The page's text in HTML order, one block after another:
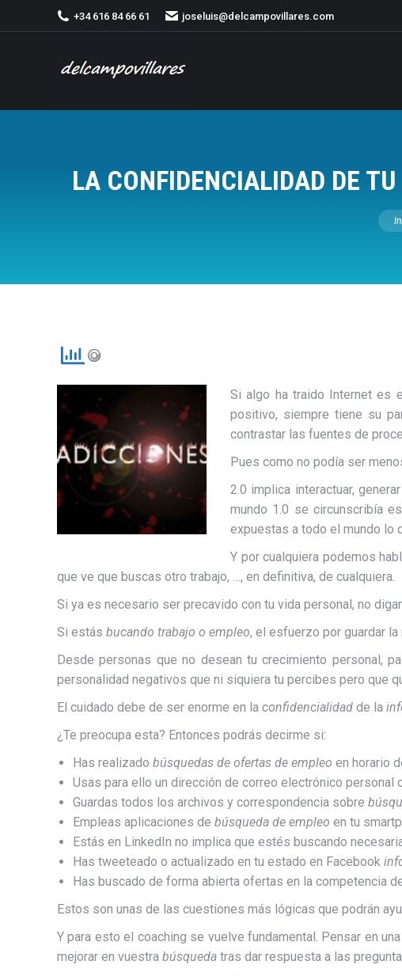
+34 616 84 66 61 joseluis@delcampovillares.com
LA CONFIDENCIALIDAD DE
Si algo ha traido Internet es
positivo, siempre tiene su
contrastar las fuentes de
Pues como no podía ser
2.0 implica interactuar,
mundo 1.0 se circunscribía
expuestas a todo el mundo lo
Y por cualquiera podemos
que ve que buscas otro trabajo, …, en definitiva, de cualquiera.
Si ya es necesario ser precavido con tu vida personal, no
Si estás bucando trabajo o empleo, el esfuerzo por guardar la
Desde personas que no desean tu crecimiento personal,
personalidad negativos que ni siquiera tu percibes pero que
El cuidado debe de ser enorme en la confidencialidad de la
¿Te preocupa esta? Entonces podrás decirme si:
Has realizado búsquedas de ofertas de empleo en horario
Usas para ello un dirección de correo electrónico personal
Guardas todos los archivos y correspondencia sobre
Empleas aplicaciones de búsqueda de empleo en tu
Estás en LinkedIn no implica que estés buscando
Has tweeteado o actualizado en tu estado en Facebook
Has buscado de forma abierta ofertas en la competencia
Estos son unas de las cuestiones más lógicas que podrán
Y para esto el coaching se vuelve fundamental. Pensar en
mejorar en vuestra búsqueda tras dar respuesta a las